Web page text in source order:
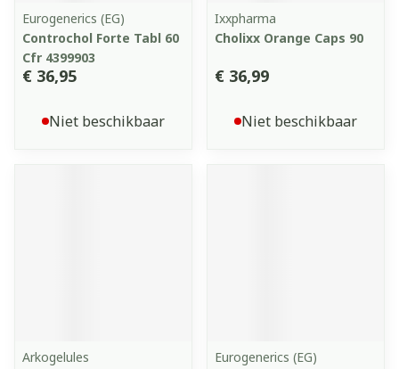
Eurogenerics (EG)
Controchol Forte Tabl 60
Cfr 4399903
€ 36,95
Niet beschikbaar
Ixxpharma
Cholixx Orange Caps 90
€ 36,99
Niet beschikbaar
Arkogelules
Eurogenerics (EG)